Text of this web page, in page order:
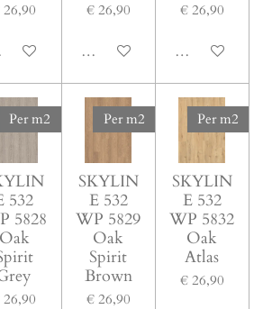
details
€ 26,90
Bekijk details
€ 26,90
Bekijk details
Per m2
532
5828
Oak
Per m2
SKYLIN
E 532
WP 5829
Oak
Spirit
Brown
€ 26,90
Per m2
SKYLIN
E 532
WP 5832
Oak
Atlas
€ 26,90